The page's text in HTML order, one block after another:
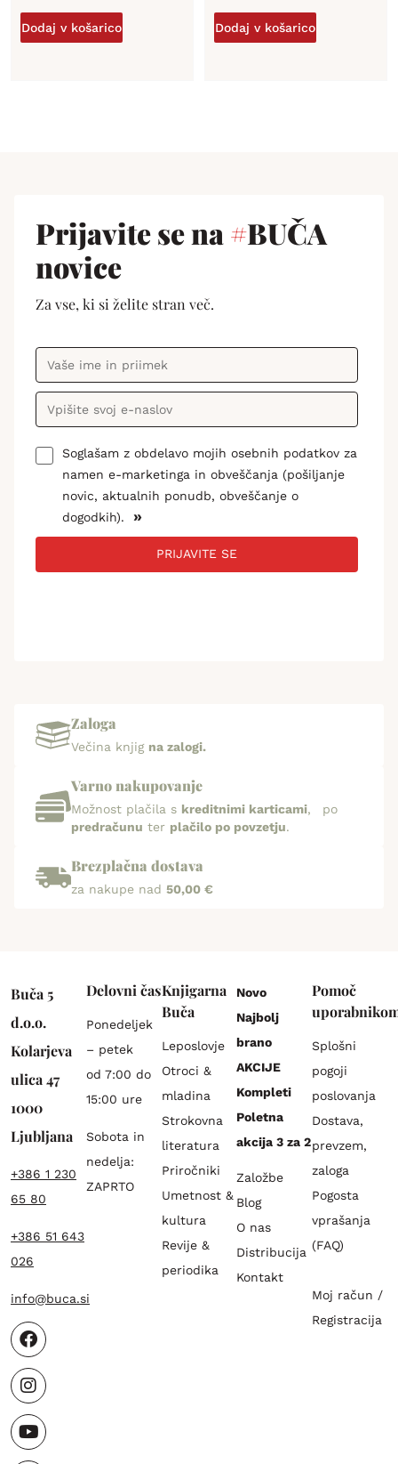
Dodaj v košarico Dodaj v košarico
Prijavite se na#BUČA
novice
Za vse, ki si želite stran več.
Soglašam z obdelavo mojih osebnih podatkov za
namen e-marketinga in obveščanja (pošiljanje
novic, aktualnih ponudb, obveščanje o
dogodkih).
»
PRIJAVITE SE
Zaloga
Večina knjig na zalogi.
Varno nakupovanje
Možnost plačila s kreditnimi karticami, po
predračunu ter plačilo po povzetju.
Brezplačna dostava
za nakupe nad 50,00 €
Buča 5
d.o.o.
Kolarjeva
ulica 47
1000
Ljubljana
+386 1 230
65 80
+386 51 643
026
info@buca.si
Delovni čas
Ponedeljek
– petek
od 7:00 do
15:00 ure
Sobota in
nedelja:
ZAPRTO
Knjigarna
Buča
Leposlovje
Otroci &
mladina
Strokovna
literatura
Priročniki
Umetnost &
kultura
Revije &
periodika
Novo
Najbolj
brano
AKCIJE
Kompleti
Poletna
akcija 3 za 2
Založbe
Blog
O nas
Distribucija
Kontakt
Pomoč
Splošni
pogoji
poslovanja
Dostava,
prevzem,
zaloga
Pogosta
vprašanja
(FAQ)
Moj račun /
Registracija